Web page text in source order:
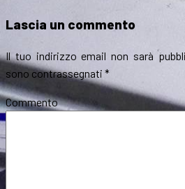
Lascia un commento
Il tuo indirizzo email non sarà
sono contrassegnati *